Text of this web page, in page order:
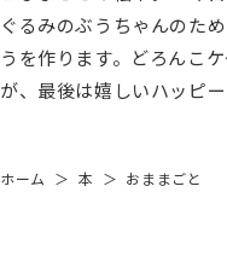
ぐるみのぶうちゃんのた
うを作ります。どろんこ
が、最後は嬉しいハッピー
ホーム ＞ 本 ＞ おままごと